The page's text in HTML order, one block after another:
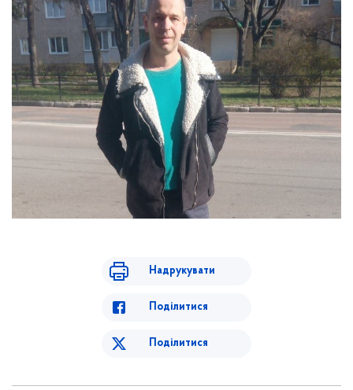
Надрукувати
Поділитися
Поділитися